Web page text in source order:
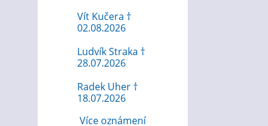
Vít Kučera †
02.08.2026
Ludvík Straka †
28.07.2026
Radek Uher †
18.07.2026
Více oznámení